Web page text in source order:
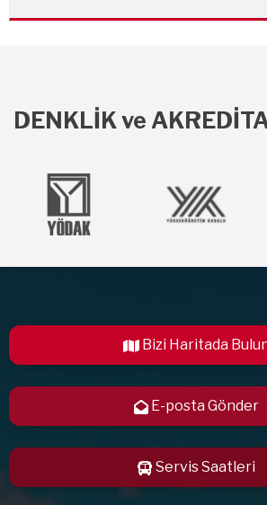
DENKLİK ve
Bizi Haritada
E-posta Gönder
Servis Saatleri